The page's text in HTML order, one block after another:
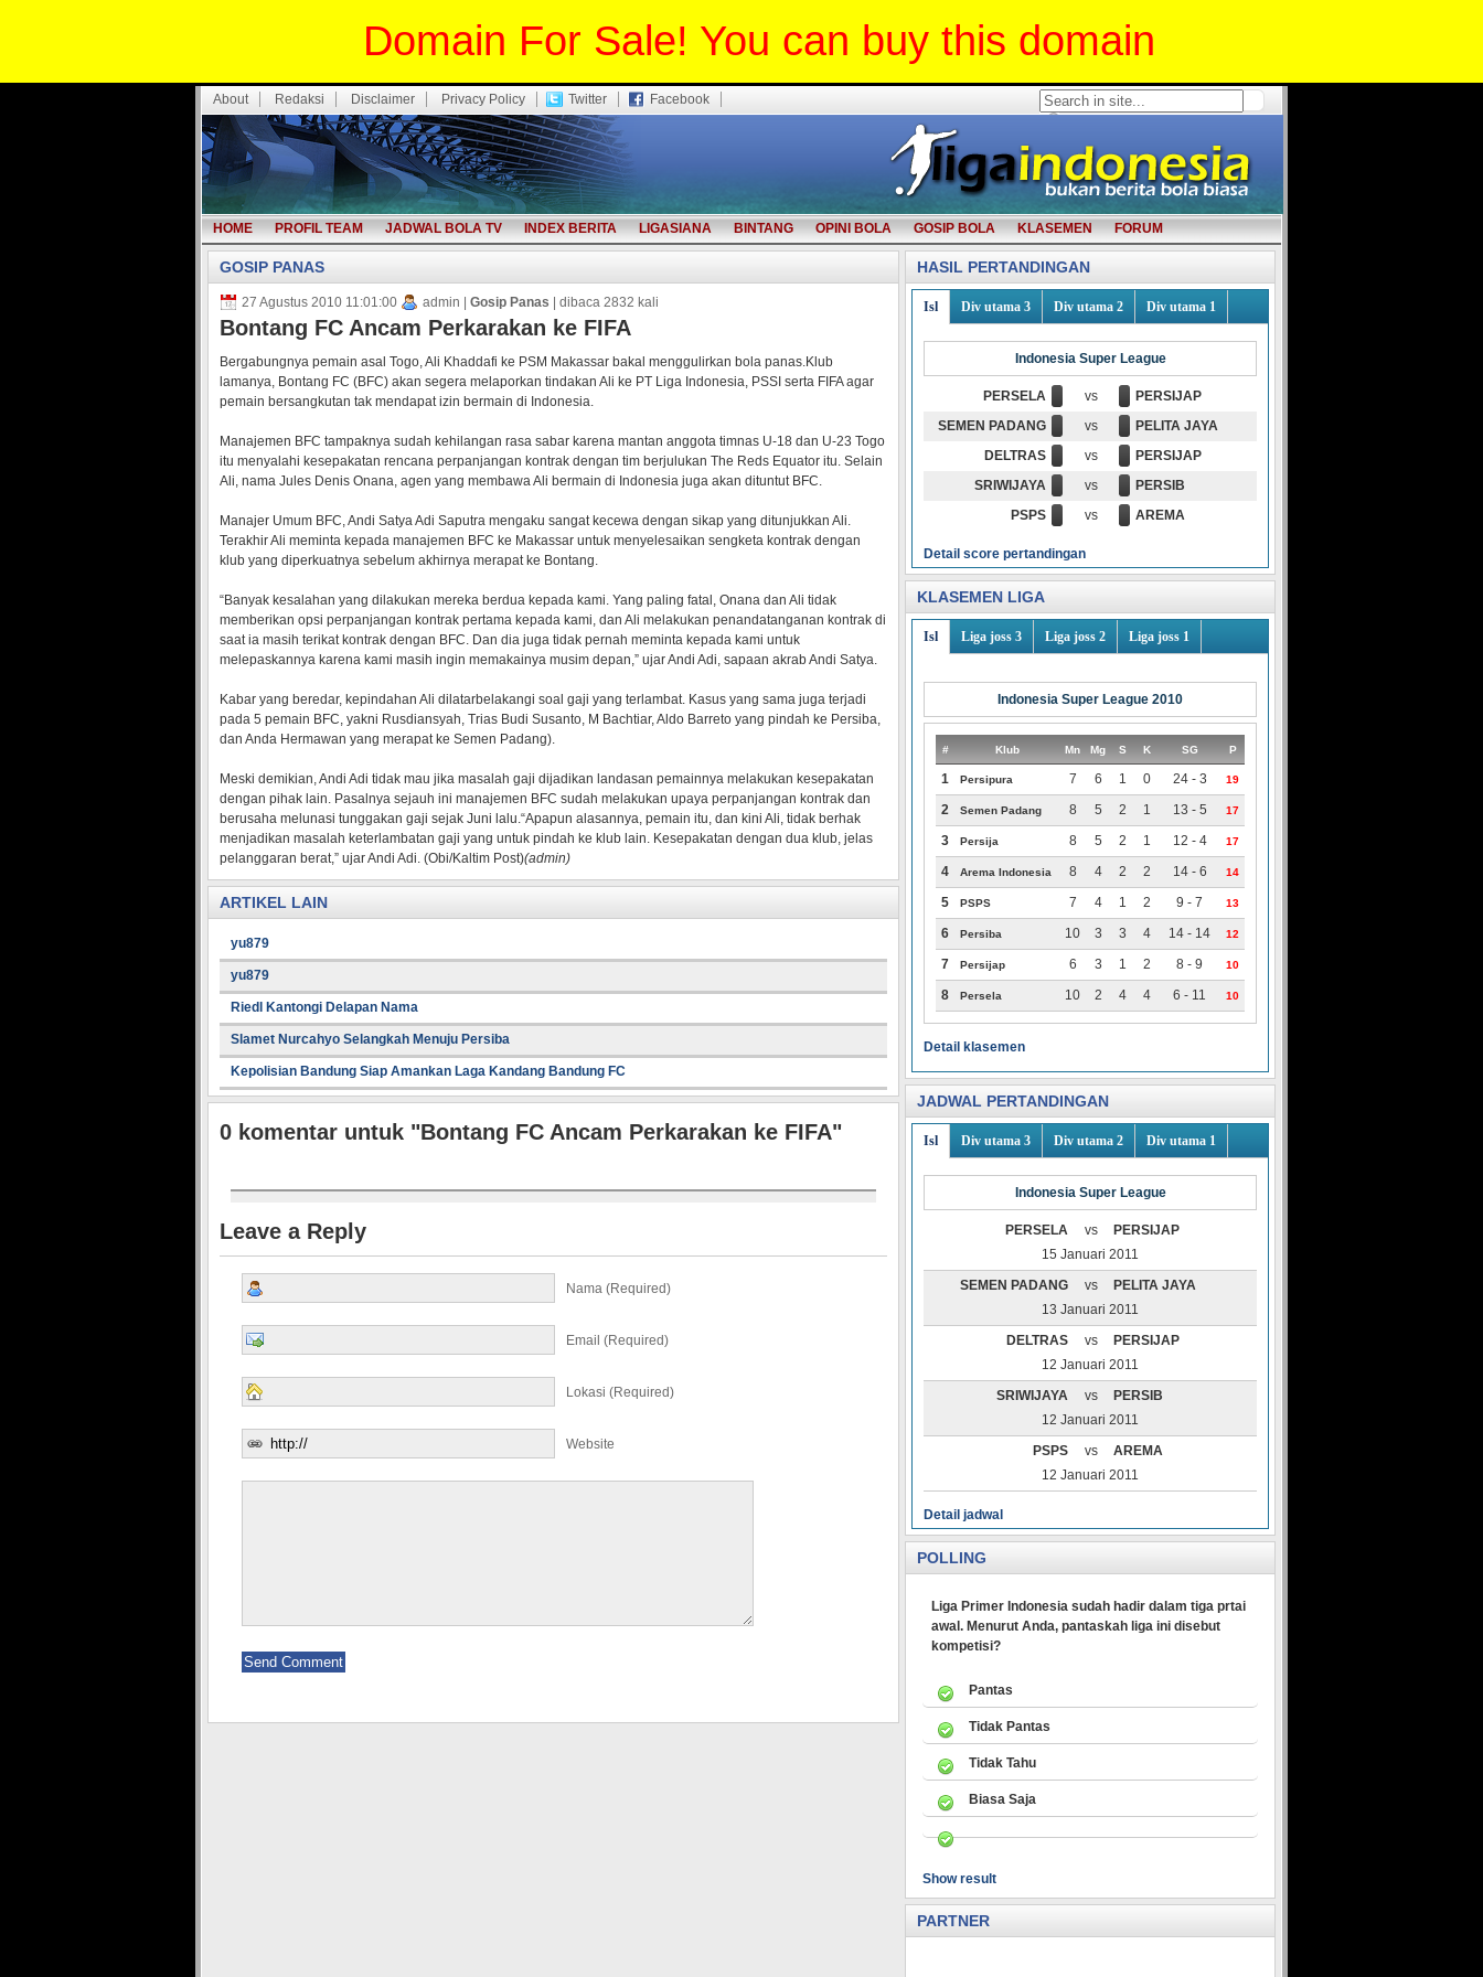
Domain For Sale! You can buy this domain
About Redaksi Disclaimer Privacy Policy Twitter Facebook
HOME PROFIL TEAM JADWAL BOLA TV INDEX BERITA LIGASIANA BINTANG OPINI BOLA GOSIP BOLA KLASEMEN FORUM
GOSIP PANAS
27 Agustus 2010 11:01:00 admin | Gosip Panas | dibaca 2832 kali
Bontang FC Ancam Perkarakan ke FIFA
Bergabungnya pemain asal Togo, Ali Khaddafi ke PSM Makassar bakal menggulirkan bola panas.Klub
lamanya, Bontang FC (BFC) akan segera melaporkan tindakan Ali ke PT Liga Indonesia, PSSI serta FIFA agar
pemain bersangkutan tak mendapat izin bermain di Indonesia.
Manajemen BFC tampaknya sudah kehilangan rasa sabar karena mantan anggota timnas U-18 dan U-23 Togo
itu menyalahi kesepakatan rencana perpanjangan kontrak dengan tim berjulukan The Reds Equator itu. Selain
Ali, nama Jules Denis Onana, agen yang membawa Ali bermain di Indonesia juga akan dituntut BFC.
Manajer Umum BFC, Andi Satya Adi Saputra mengaku sangat kecewa dengan sikap yang ditunjukkan Ali.
Terakhir Ali meminta kepada manajemen BFC ke Makassar untuk menyelesaikan sengketa kontrak dengan
klub yang diperkuatnya sebelum akhirnya merapat ke Bontang.
“Banyak kesalahan yang dilakukan mereka berdua kepada kami. Yang paling fatal, Onana dan Ali tidak
memberikan opsi perpanjangan kontrak pertama kepada kami, dan Ali melakukan penandatanganan kontrak di
saat ia masih terikat kontrak dengan BFC. Dan dia juga tidak pernah meminta kepada kami untuk
melepaskannya karena kami masih ingin memakainya musim depan,” ujar Andi Adi, sapaan akrab Andi Satya.
Kabar yang beredar, kepindahan Ali dilatarbelakangi soal gaji yang terlambat. Kasus yang sama juga terjadi
pada 5 pemain BFC, yakni Rusdiansyah, Trias Budi Susanto, M Bachtiar, Aldo Barreto yang pindah ke Persiba,
dan Anda Hermawan yang merapat ke Semen Padang).
Meski demikian, Andi Adi tidak mau jika masalah gaji dijadikan landasan pemainnya melakukan kesepakatan
dengan pihak lain. Pasalnya sejauh ini manajemen BFC sudah melakukan upaya perpanjangan kontrak dan
berusaha melunasi tunggakan gaji sejak Juni lalu.“Apapun alasannya, pemain itu, dan kini Ali, tidak berhak
menjadikan masalah keterlambatan gaji yang untuk pindah ke klub lain. Kesepakatan dengan dua klub, jelas
pelanggaran berat,” ujar Andi Adi. (Obi/Kaltim Post)(admin)
ARTIKEL LAIN
yu879
yu879
Riedl Kantongi Delapan Nama
Slamet Nurcahyo Selangkah Menuju Persiba
Kepolisian Bandung Siap Amankan Laga Kandang Bandung FC
0 komentar untuk "Bontang FC Ancam Perkarakan ke FIFA"
Leave a Reply
Nama (required)
Email (required)
Lokasi (required)
Website
HASIL PERTANDINGAN
Isl Div utama 3 Div utama 2 Div utama 1
Indonesia Super League
PERSELA vs
PERSIJAP
SEMEN PADANG
vs
PELITA JAYA
DELTRAS
vs
PERSIJAP
SRIWIJAYA
vs
PERSIB
PSPS
vs AREMA
Detail score pertandingan
KLASEMEN LIGA
Isl Liga joss 3 Liga joss 2 Liga joss 1
Indonesia Super League 2010
# Klub Mn Mg S K SG P
1 Persipura 7 6 1 0 24 - 3 19
2 Semen Padang 8 5 2 1 13 - 5 17
3 Persija 8 5 2 1 12 - 4 17
4 Arema Indonesia 8 4 2 2 14 - 6 14
5 PSPS 7 4 1 2 9 - 7 13
6 Persiba 10 3 3 4 14 - 14 12
7 Persijap 6 3 1 2 8 - 9 10
8 Persela 10 2 4 4 6 - 11 10
Detail klasemen
JADWAL PERTANDINGAN
Isl Div utama 3 Div utama 2 Div utama 1
Indonesia Super League
PERSELA vs
PERSIJAP
15 Januari 2011
SEMEN PADANG
vs
PELITA JAYA
13 Januari 2011
DELTRAS
vs
PERSIJAP
12 Januari 2011
SRIWIJAYA
vs
PERSIB
12 Januari 2011
PSPS
vs
AREMA
12 Januari 2011
Detail jadwal
POLLING
Liga Primer Indonesia sudah hadir dalam tiga prtai
awal. Menurut Anda, pantaskah liga ini disebut
kompetisi?
Pantas
Tidak Pantas
Tidak Tahu
Biasa Saja
Show result
PARTNER